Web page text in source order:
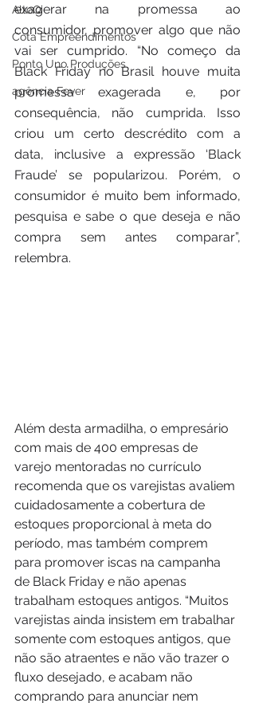
AltoQi
Cota Empreendimentos
Ponto Uno Produções
agência Fever
exagerar na promessa ao
consumidor, promover algo que não
vai ser cumprido. “No começo da
Black Friday no Brasil houve muita
promessa exagerada e, por
consequência, não cumprida. Isso
criou um certo descrédito com a
data, inclusive a expressão ‘Black
Fraude’ se popularizou. Porém, o
consumidor é muito bem informado,
pesquisa e sabe o que deseja e não
compra sem antes comparar”,
relembra.
Além desta armadilha, o empresário
com mais de 400 empresas de
varejo mentoradas no currículo
recomenda que os varejistas avaliem
cuidadosamente a cobertura de
estoques proporcional à meta do
período, mas também comprem
para promover iscas na campanha
de Black Friday e não apenas
trabalham estoques antigos. “Muitos
varejistas ainda insistem em trabalhar
somente com estoques antigos, que
não são atraentes e não vão trazer o
fluxo desejado, e acabam não
comprando para anunciar nem